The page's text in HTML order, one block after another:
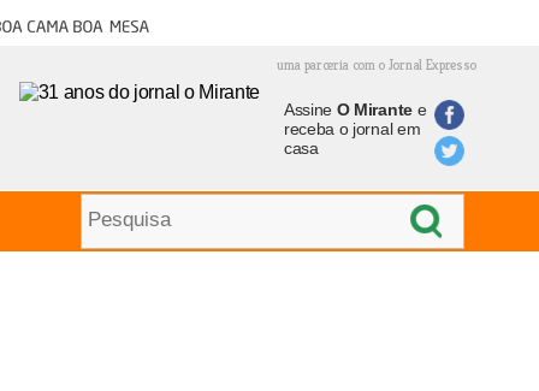
cama boa mesa
uma parceria com o Jornal Expresso
Assine O Mirantee
receba o jornal em
casa